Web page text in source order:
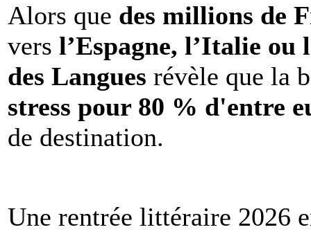
Alors que des millions de
vers l’Espagne, l’Italie ou
des Langues révèle que la
stress pour 80 % d'entre
de destination.
Une rentrée littéraire 2026